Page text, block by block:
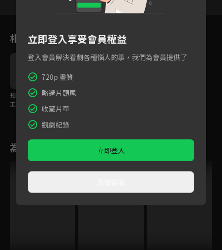
相關花絮
預告：桃瀨帶著被上份
工作職場霸凌的陰影，
來到了新公司卻遇到...
為您推薦
立即登入享受會員權益
登入會員解決看劇各種惱人的事，我們為會員提供了
720p 畫質
略過片頭尾
收藏片單
觀劇紀錄
立即登入